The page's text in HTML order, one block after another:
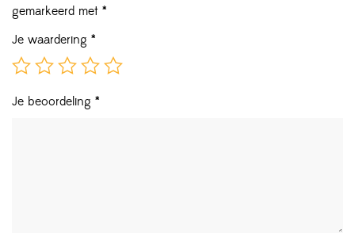
gemarkeerd met *
Je waardering *
Je beoordeling *